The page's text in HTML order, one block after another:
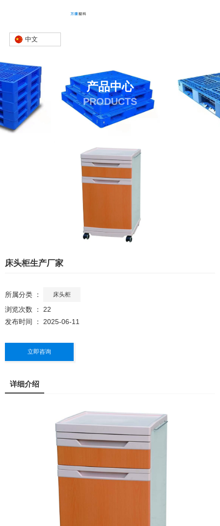
中文
产品中心
PRODUCTS
首页 -
床头柜生产厂家
所属分类 ： 床头柜
浏览次数 ： 22
发布时间 ： 2025-06-11
立即咨询
详细介绍